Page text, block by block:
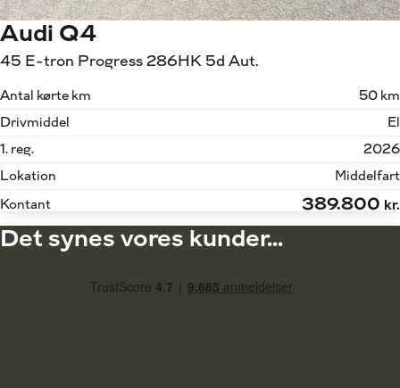
Audi Q4
45 E-tron Progress 286HK 5d Aut.
Antal kørte km
50 km
Drivmiddel
El
1. reg.
2026
Lokation
Middelfart
Kontant
389.800 kr.
Det synes vores kunder...